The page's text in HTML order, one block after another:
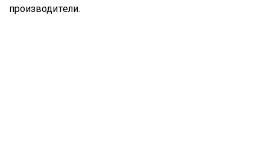
производители.